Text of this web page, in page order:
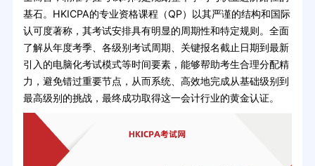
基石。HKICPA的专业资格课程（QP）以其严谨的结构和国际
认可度著称，其考试安排具有明显的周期性和特定规则。全面
了解从年度考季、各级别考试周期、关键报名截止日期到最新
引入的电脑化考试模式等时间要素，能够帮助考生合理分配精
力，避免错过重要节点，从而系统、高效地完成从基础级别到
最高级别的挑战，最终成功取得这一会计行业的黄金认证。